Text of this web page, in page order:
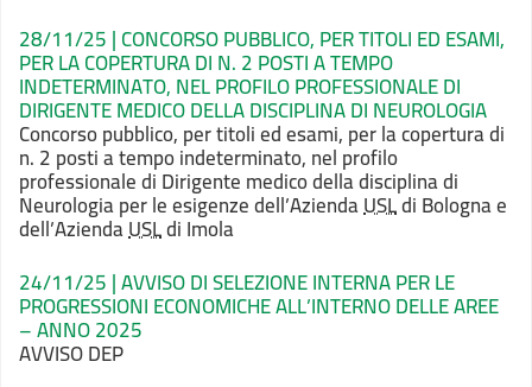
28/11/25 | CONCORSO PUBBLICO, PER TITOLI ED ESAMI,
PER LA COPERTURA DI N. 2 POSTI A TEMPO
INDETERMINATO, NEL PROFILO PROFESSIONALE DI
DIRIGENTE MEDICO DELLA DISCIPLINA DI NEUROLOGIA
Concorsopubblico, per titoli ed esami, per la copertura di
n. 2 posti a tempoindeterminato, nel profilo
professionale di Dirigente medico della disciplinadi
Neurologia per le esigenze dell’AziendaUSLdi Bologna e
dell’AziendaUSLdiImola
24/11/25 | AVVISO DI SELEZIONE INTERNA PER LE
PROGRESSIONI ECONOMICHE ALL’INTERNO DELLE AREE
– ANNO 2025
AVVISO DEP